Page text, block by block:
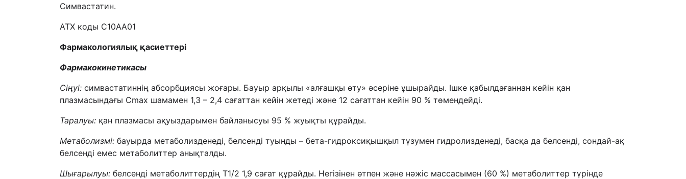
Симвастатин.
АТХ коды С10АА01
Фармакологиялық қасиеттері
Фармакокинетикасы
Сіңуі: симвастатиннің абсорбциясы жоғары. Бауыр арқылы «алғашқы өту» әсеріне ұшырайды. Ішке қабылдағаннан кейін қан
плазмасындағы Cmax шамамен 1,3 – 2,4 сағаттан кейін жетеді және 12 сағаттан кейін 90 % төмендейді.
Таралуы: қан плазмасы ақуыздарымен байланысуы 95 % жуықты құрайды.
Метаболизмі: бауырда метаболизденеді, белсенді туынды – бета-гидроксиқышқыл түзумен гидролизденеді, басқа да белсенді, сондай-ақ
белсенді емес метаболиттер анықталды.
Шығарылуы: белсенді метаболиттердің T1/2 1,9 сағат құрайды. Негізінен өтпен және нәжіс массасымен (60 %) метаболиттер түрінде